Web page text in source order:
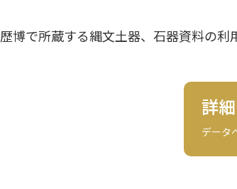
歴博で所蔵する縄文土器、石器資料の
詳
データ